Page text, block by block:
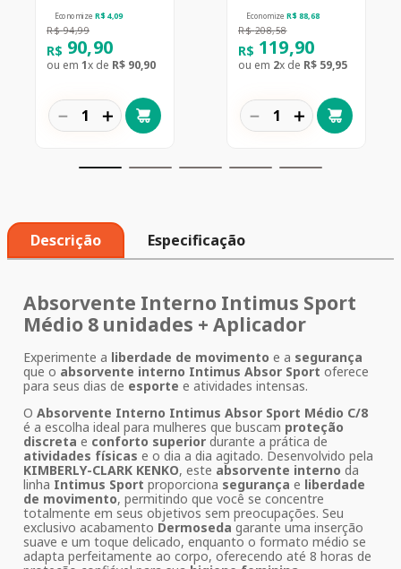
Economize R$ 4,09
R$ 94,99
R$ 90,90
ou em 1x de R$ 90,90
＋
－
Economize R$ 88,68
R$ 208,58
R$ 119,90
ou em 2x de R$ 59,95
＋
－
Descrição Especificação
Absorvente Interno Intimus Sport
Médio 8 unidades + Aplicador
Experimente a liberdade de movimento e a segurança
que o absorvente interno Intimus Absor Sport oferece
para seus dias de esporte e atividades intensas.
O Absorvente Interno Intimus Absor Sport Médio C/8
é a escolha ideal para mulheres que buscam proteção
discreta e conforto superior durante a prática de
atividades físicas e o dia a dia agitado. Desenvolvido pela
KIMBERLY-CLARK KENKO, este absorvente interno da
linha Intimus Sport proporciona segurança e liberdade
de movimento, permitindo que você se concentre
totalmente em seus objetivos sem preocupações. Seu
exclusivo acabamento Dermoseda garante uma inserção
suave e um toque delicado, enquanto o formato médio se
adapta perfeitamente ao corpo, oferecendo até 8 horas de